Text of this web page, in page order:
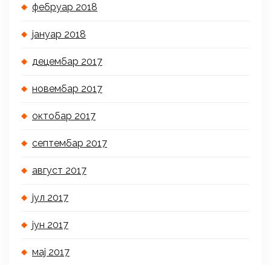
фебруар 2018
јануар 2018
децембар 2017
новембар 2017
октобар 2017
септембар 2017
август 2017
јул 2017
јун 2017
мај 2017